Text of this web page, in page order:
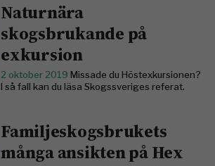
Naturnära
skogsbrukande på
exkursion
2 oktober 2019 Missade du Höstexkursionen?
I så fall kan du läsa Skogssveriges referat.
Familjeskogsbrukets
många ansikten på Hex